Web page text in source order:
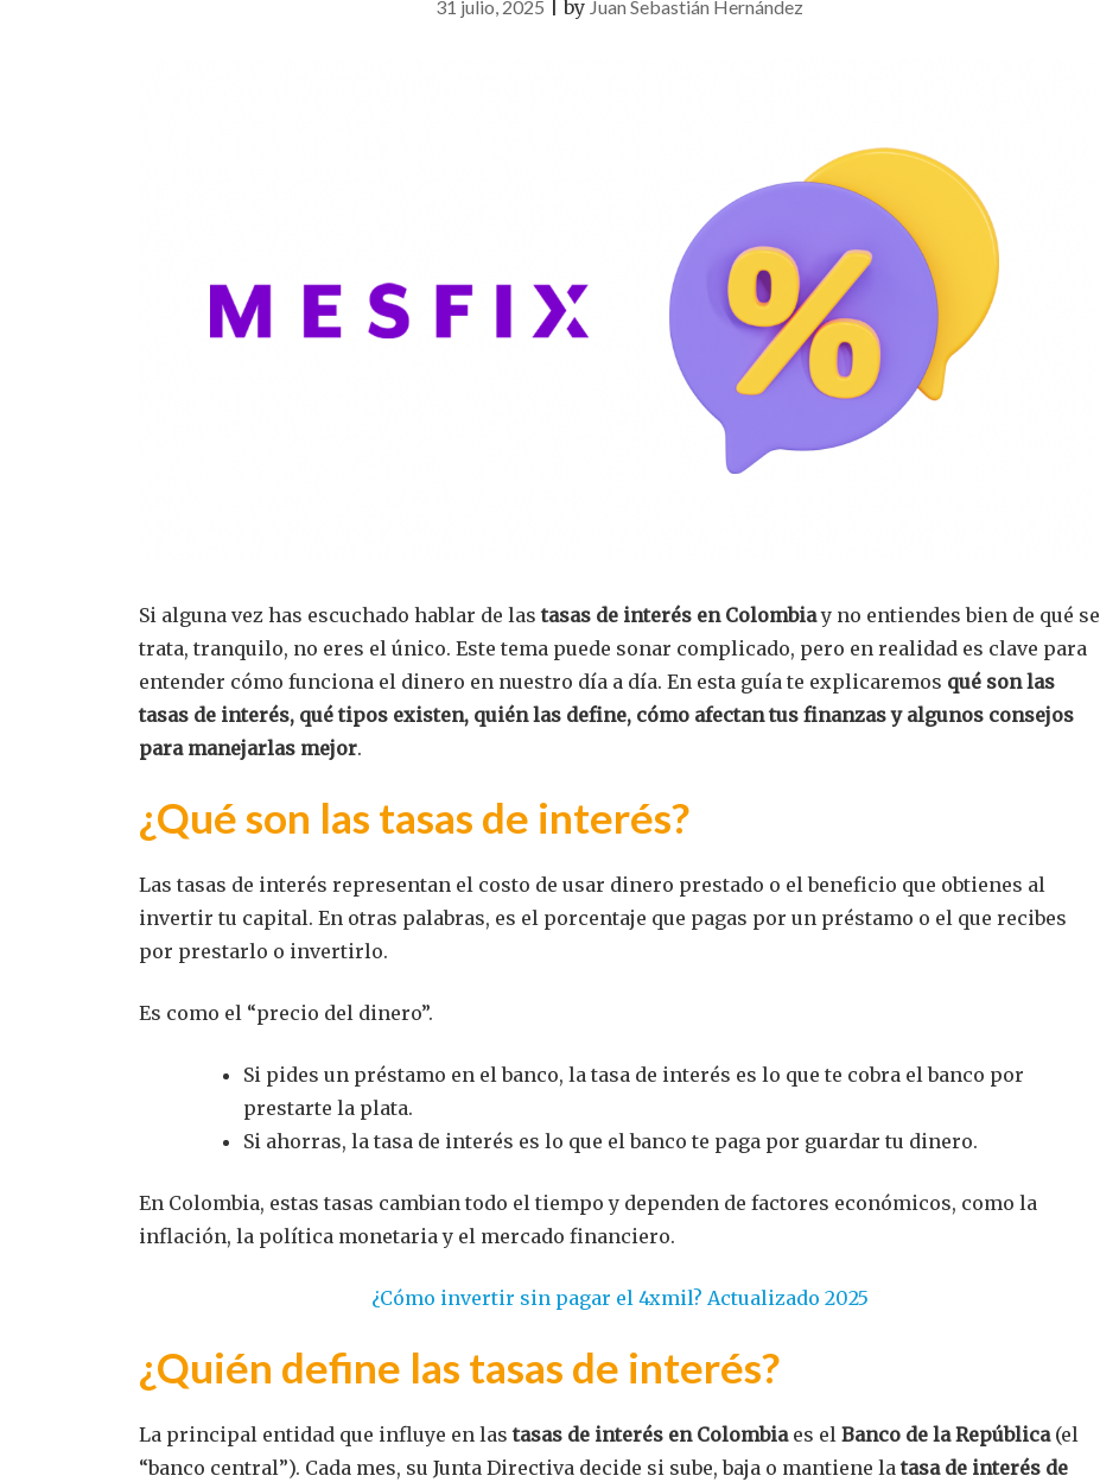
31 julio, 2025 |by Juan Sebastián Hernández
Si alguna vez has escuchado hablar de lastasas de interés en Colombiay no entiendes bien de qué se
trata, tranquilo, no eres el único. Este tema puede sonar complicado, pero en realidad es clave para
entender cómo funciona el dinero en nuestro día a día. En esta guía te explicaremos qué son las
tasas de interés, qué tipos existen, quién las define, cómo afectan tus finanzas y algunos consejos
para manejarlas mejor.
¿Qué son las tasas de interés?
Las tasas de interés representan el costo de usar dinero prestado o el beneficio que obtienes al
invertir tu capital. En otras palabras, es el porcentaje que pagas por un préstamo o el que recibes
por prestarlo o invertirlo.
Es como el “precio del dinero”.
Si pides un préstamo en el banco, la tasa de interés es lo que te cobra el banco por
prestarte la plata.
Si ahorras, la tasa de interés es lo que el banco te paga por guardar tu dinero.
En Colombia, estas tasas cambian todo el tiempo y dependen de factores económicos, como la
inflación, la política monetaria y el mercado financiero.
¿Cómo invertir sin pagar el 4xmil? Actualizado 2025
¿Quién define las tasas de interés?
La principal entidad que influye en lastasas de interés en Colombiaes el Banco de la República(el
“banco central”). Cada mes, su Junta Directiva decide si sube, baja o mantiene latasa de interés de